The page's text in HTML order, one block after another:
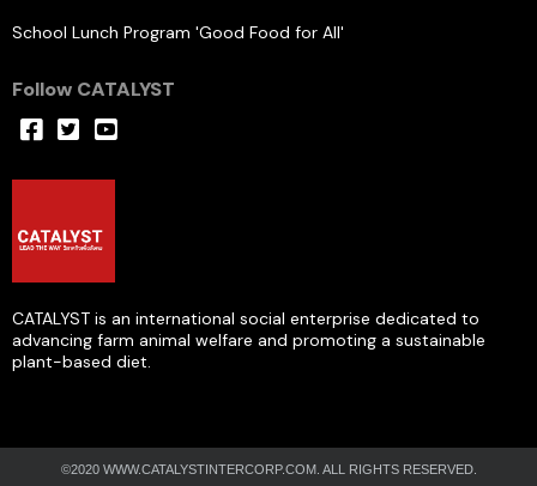
School Lunch Program 'Good Food for All'
Follow CATALYST
CATALYST is an international social enterprise dedicated to
advancing farm animal welfare and promoting a sustainable
plant-based diet.
©2020 WWW.CATALYSTINTERCORP.COM. ALL RIGHTS RESERVED.